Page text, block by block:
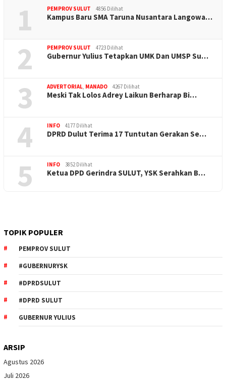
1 PEMPROV SULUT 4856 Dilihat
Kampus Baru SMA Taruna Nusantara Langowa…
2 PEMPROV SULUT 4723 Dilihat
Gubernur Yulius Tetapkan UMK Dan UMSP Su…
3 ADVERTORIAL, MANADO 4267 Dilihat
Meski Tak Lolos Adrey Laikun Berharap Bi…
4 INFO 4177 Dilihat
DPRD Dulut Terima 17 Tuntutan Gerakan Se…
5 INFO 3852 Dilihat
Ketua DPD Gerindra SULUT, YSK Serahkan B…
TOPIK POPULER
PEMPROV SULUT
#GUBERNURYSK
#DPRDSULUT
#DPRD SULUT
GUBERNUR YULIUS
ARSIP
Agustus 2026
Juli 2026